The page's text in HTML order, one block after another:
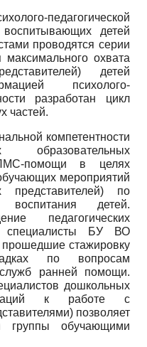
педагогической
воспитывающих детей
проводятся серии
охвата
детей
психолого-
разработан цикл
частей.
компетентности
образовательных
помощи в целях
мероприятий
представителей) по
детей.
педагогических
специалисты БУ ВО
стажировку
по вопросам
служб ранней помощи.
дошкольных
к работе с
позволяет
группы обучающими